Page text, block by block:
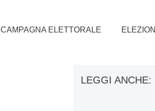
CAMPAGNA ELETTORALE ELEZIONI
LEGGI ANCHE: